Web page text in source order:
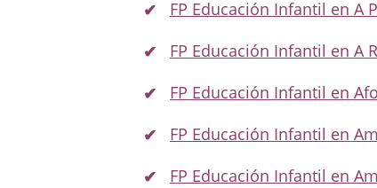
FP Educación Infantil en A
FP Educación Infantil en A
FP Educación Infantil en
FP Educación Infantil en
FP Educación Infantil en